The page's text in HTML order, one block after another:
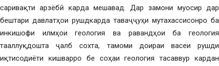
саривақти арзёбӣ карда мешавад. Дар замони муосир дар
бештари давлатҳои рушдкарда таваҷҷуҳи мутахассисонро ба
инкишофи илмҳои геология ва равандҳои ба геология
тааллуқдошта ҷалб сохта, тамоми доираи васеи рушди
иқтисодиёти кишварро бе соҳаи геология тасаввур кардан